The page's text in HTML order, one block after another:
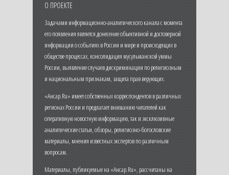
О ПРОЕКТЕ
Задачами информационно-аналитического канала с момента
его появления является донесение объективной и достоверной
информации о событиях в России и мире и происходящих в
обществе процессах, консолидация мусульманской уммы
России, выявление случаев дискриминации по религиозным
и национальным признакам, защита прав верующих.
«Ансар.Ru» имеет собственных корреспондентов в различных
регионах России и предлагает вниманию читателей как
оперативную новостную информацию, так и эксклюзивные
аналитические статьи, обзоры, религиозно-богословские
материалы, мнения известных экспертов по различным
вопросам.
Материалы, публикуемые на «Ансар.Ru», рассчитаны на